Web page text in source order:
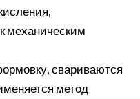
механическим
свариваются
метод